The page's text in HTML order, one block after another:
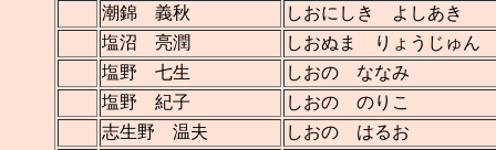
潮錦 義秋
しおにしき よしあき
塩沼 亮潤
しおぬま りょうじゅん
塩野 七生
しおの ななみ
塩野 紀子
しおの のりこ
志生野 温夫
しおの はるお